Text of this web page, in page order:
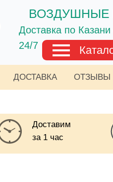
Доставка по Казани
24/7
ДОСТАВКА ОТЗЫВЫ
Доставим
за 1 час